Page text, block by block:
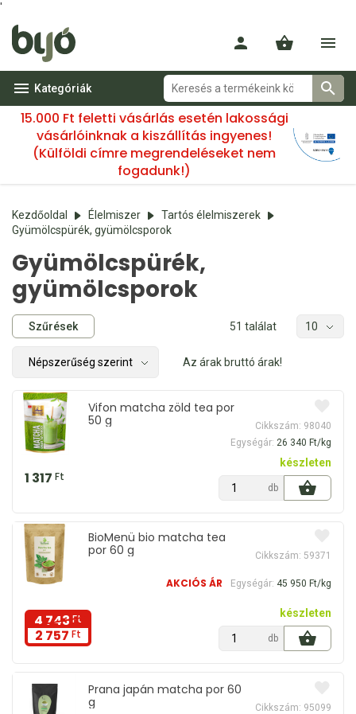
'
Kategóriák
15.000 Ft feletti vásárlás esetén lakossági
vásárlóinknak a kiszállítás ingyenes!
(Külföldi címre megrendeléseket nem
fogadunk!)
Kezdőoldal Élelmiszer
Tartós élelmiszerek
Gyümölcspürék, gyümölcsporok
Gyümölcspürék,
gyümölcsporok
Szűrések 51 találat
Az árak bruttó árak!
Vifon matcha zöld tea por
50 g
Cikkszám: 98040
Egységár: 26 340 Ft/kg
1 317 Ft
készleten
db
BioMenü bio matcha tea
por 60 g
Cikkszám: 59371
AKCIÓS ÁR Egységár: 45 950 Ft/kg
4 743 Ft
2 757 Ft
készleten
db
Prana japán matcha por 60
g
Cikkszám: 95099